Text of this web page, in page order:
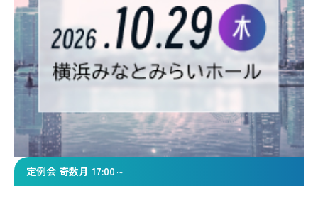
定例会 奇数月 17:00～